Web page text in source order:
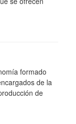
formado
de la
de